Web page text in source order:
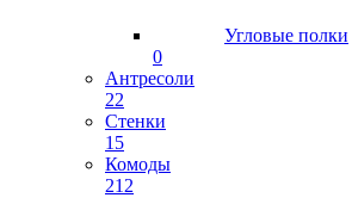
Угловые полки
0
Антресоли
22
Стенки
15
Комоды
212